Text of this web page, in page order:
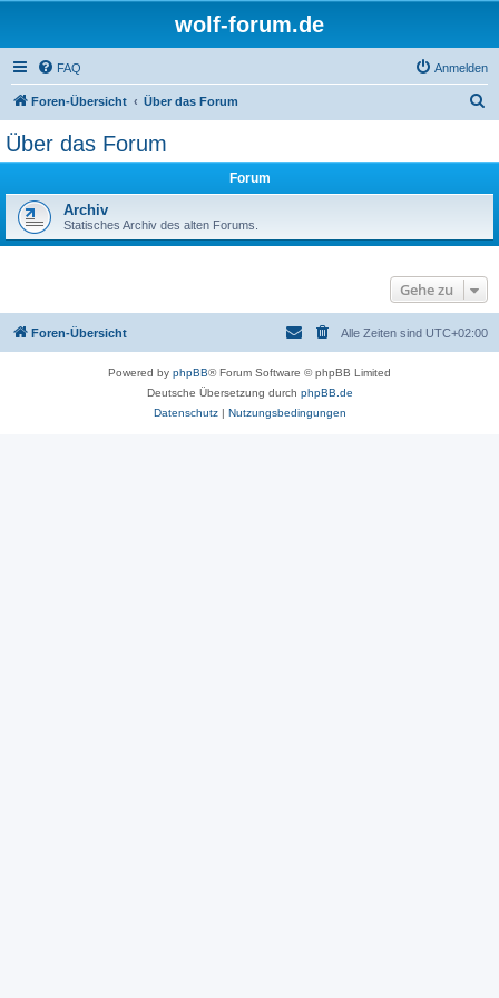
wolf-forum.de
FAQ Anmelden
Foren-Übersicht Über das Forum
Über das Forum
Forum
Archiv
Statisches Archiv des alten Forums.
Gehe zu
Foren-Übersicht Alle Zeiten sind UTC+02:00
Powered by phpBB® Forum Software © phpBB Limited
Deutsche Übersetzung durch phpBB.de
Datenschutz| Nutzungsbedingungen